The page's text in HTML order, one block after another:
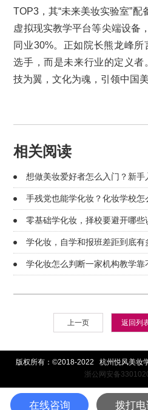
TOP3，其“未来美妆实验室”配
虚拟现实教学平台等尖端设备
同业30%。正如院长熊龙峰所
选手，而是未来行业的定义者
技为翼，文化为魂，引领中国
相关阅读
想做美妆爱好者怎么入门？新手
手残党也能学化妆？化妆学校怎
零基础学化妆，择校要避开哪些
学化妆，自学和报班差距到底有
学化妆怎么判断一家机构教学靠
上一页 返回列
版权所有：©2018-2022 杭州悦风美妆
浙公网安备
在线咨询 拨打